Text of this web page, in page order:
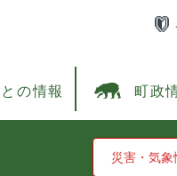
の情報 町政
災害・気象